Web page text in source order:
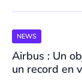
NEWS
Airbus : Un
un record en